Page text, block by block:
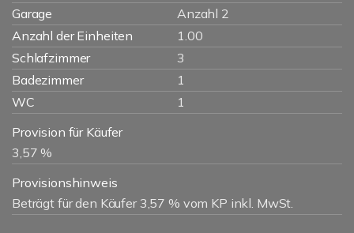
Garage
Anzahl 2
Anzahl der Einheiten
1.00
Schlafzimmer
3
Badezimmer
1
WC
1
Provision für Käufer
3,57 %
Provisionshinweis
Beträgt für den Käufer 3,57 % vom KP inkl. MwSt.